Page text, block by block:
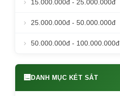
15.000.000đ - 25.000.000đ
25.000.000đ - 50.000.000đ
50.000.000đ - 100.000.000đ
DANH MỤC KÉT SẮT